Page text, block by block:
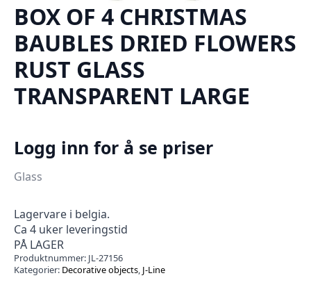
BOX OF 4 CHRISTMAS
BAUBLES DRIED FLOWERS
RUST GLASS
TRANSPARENT LARGE
Logg inn for å se priser
Glass
Lagervare i belgia.
Ca 4 uker leveringstid
PÅ LAGER
Produktnummer: JL-27156
Kategorier: Decorative objects, J-Line